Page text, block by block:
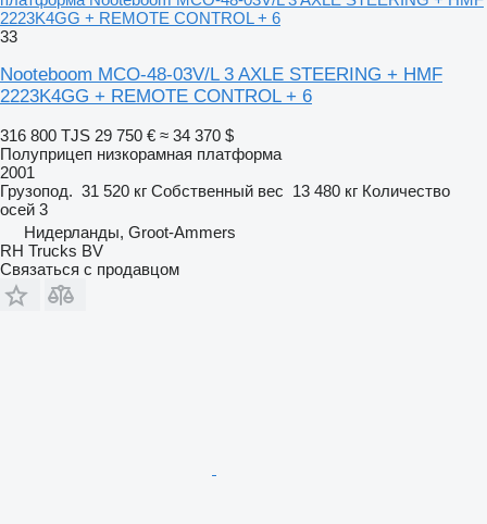
2223K4GG + REMOTE CONTROL + 6
33
Nooteboom MCO-48-03V/L 3 AXLE STEERING + HMF
2223K4GG + REMOTE CONTROL + 6
316 800 TJS 29 750 € ≈ 34 370 $
Полуприцеп низкорамная платформа
2001
Грузопод. 31 520 кг Собственный вес 13 480 кг Количество
осей 3
Нидерланды, Groot-Ammers
RH Trucks BV
Связаться с продавцом